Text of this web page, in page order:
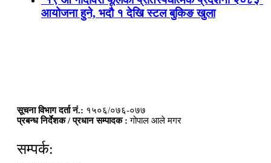
आयोजना हुने, भदौ १ देखि स्टल बुकिङ खुला
सूचना विभाग दर्ता नं.: १५०६/०७६-०७७
प्रबन्ध निर्देशक / प्रधान सम्पादक : गोपाल आले मगर
सम्पर्क: